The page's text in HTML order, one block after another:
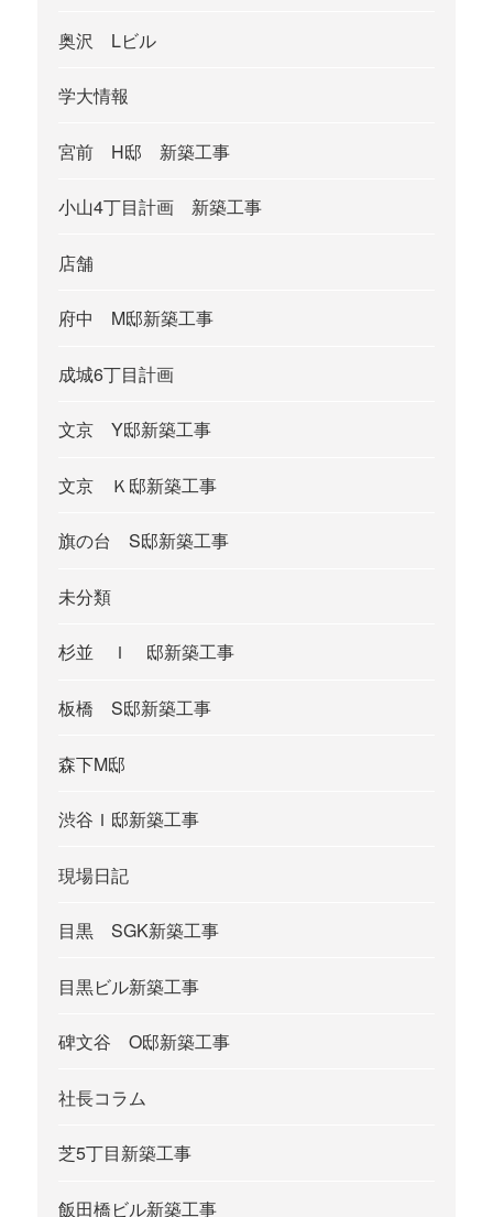
奥沢 Lビル
学大情報
宮前 H邸 新築工事
小山4丁目計画 新築工事
店舗
府中 M邸新築工事
成城6丁目計画
文京 Y邸新築工事
文京 Ｋ邸新築工事
旗の台 S邸新築工事
未分類
杉並 Ｉ 邸新築工事
板橋 S邸新築工事
森下M邸
渋谷Ｉ邸新築工事
現場日記
目黒 SGK新築工事
目黒ビル新築工事
碑文谷 O邸新築工事
社長コラム
芝5丁目新築工事
飯田橋ビル新築工事